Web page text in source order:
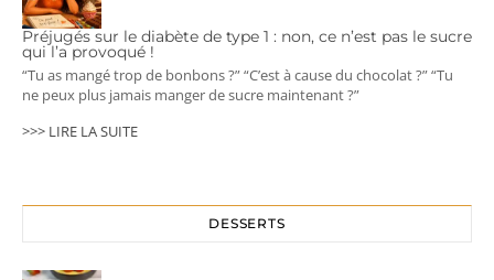
Préjugés sur le diabète de type 1 : non, ce n’est pas le sucre
qui l’a provoqué !
“Tu as mangé trop de bonbons ?” “C’est à cause du chocolat ?” “Tu
ne peux plus jamais manger de sucre maintenant ?”
>>> LIRE LA SUITE
DESSERTS